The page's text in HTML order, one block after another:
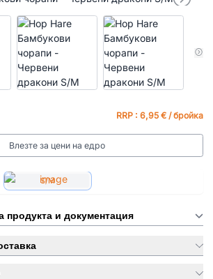
RRP : 6,95 € / бройка
Влезте за цени на едро
S/M
продукта и документация